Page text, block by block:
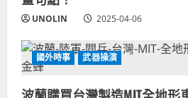
UNOLIN 2025-04-06
國外時事 武器操演
波蘭購買台灣製造MIT全地形